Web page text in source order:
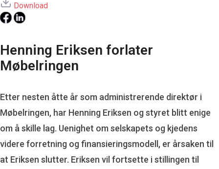
Download
Henning Eriksen forlater
Møbelringen
Etter nesten åtte år som administrerende direktør i
Møbelringen, har Henning Eriksen og styret blitt enige
om å skille lag. Uenighet om selskapets og kjedens
videre forretning og finansieringsmodell, er årsaken til
at Eriksen slutter. Eriksen vil fortsette i stillingen til